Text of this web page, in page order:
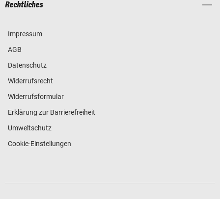
Rechtliches
Impressum
AGB
Datenschutz
Widerrufsrecht
Widerrufsformular
Erklärung zur Barrierefreiheit
Umweltschutz
Cookie-Einstellungen